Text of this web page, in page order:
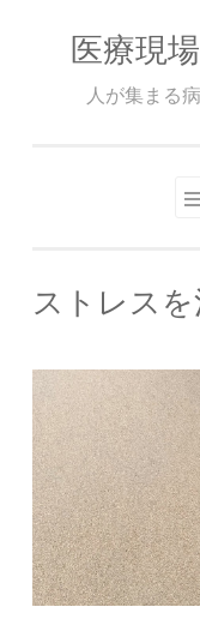
ッ
医療現
人が集まる
ストレス